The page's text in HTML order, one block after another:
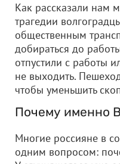
Как рассказали нам
трагедии
общественным
добираться до
отпустили с работы
не выходить.
чтобы уменьшить
Почему именно
Многие россияне в
одним вопросом: